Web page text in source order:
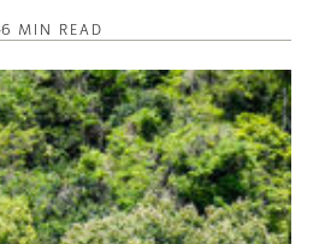
6 MIN READ